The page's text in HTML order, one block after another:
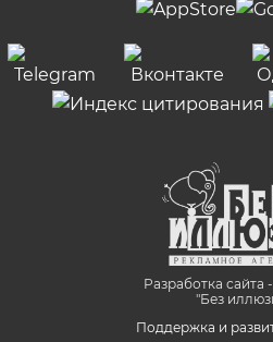
Разработка сайта
"Без
Поддержка и